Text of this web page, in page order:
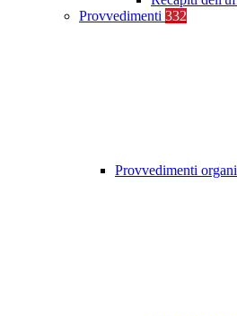
Provvedimenti 332
Provvedimenti